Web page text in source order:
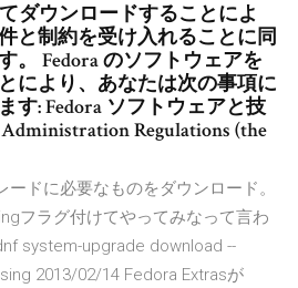
ダウンロードすることによ
と制約を受け入れることに同
。 Fedora のソフトウェアを
により、あなたは次の事項に
す: Fedora ソフトウェアと技
Regulations (the
ドに必要なものをダウンロード。
フラグ付けてやってみなって言わ
system-upgrade download --
2013/02/14 Fedora Extrasが